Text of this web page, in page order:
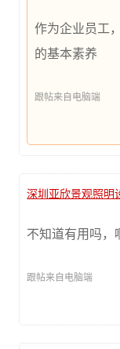
作为企业员工
的基本素养
跟帖来自电脑端
深圳亚欣景观照明
不知道有用吗，
跟帖来自电脑端